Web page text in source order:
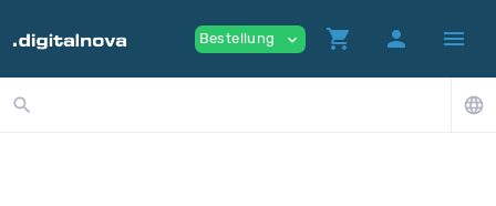
Bestellung expand_more shopping_cart person menu
search language